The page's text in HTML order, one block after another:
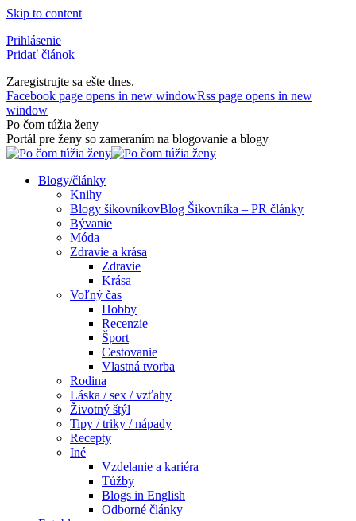
Skip to content
Prihlásenie
Pridať článok
Zaregistrujte sa ešte dnes.
Facebook page opens in new windowRss page opens in new
window
Po čom túžia ženy
Portál pre ženy so zameraním na blogovanie a blogy
Blogy/články
Knihy
Blogy šikovníkovBlog Šikovníka – PR články
Bývanie
Móda
Zdravie a krása
Zdravie
Krása
Voľný čas
Hobby
Recenzie
Šport
Cestovanie
Vlastná tvorba
Rodina
Láska / sex / vzťahy
Životný štýl
Tipy / triky / nápady
Recepty
Iné
Vzdelanie a kariéra
Túžby
Blogs in English
Odborné články